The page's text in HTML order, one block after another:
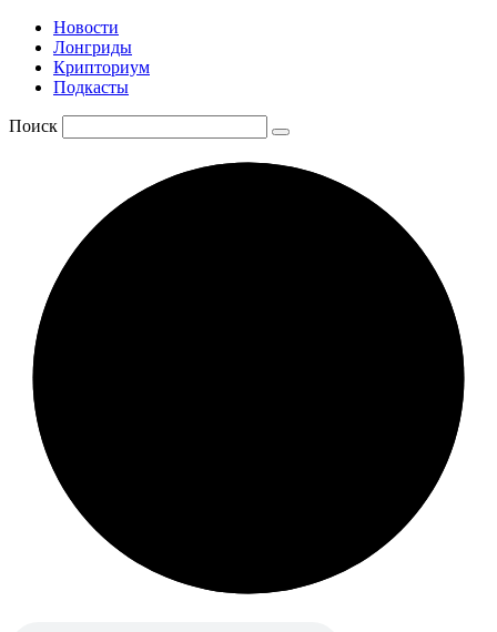
Новости
Лонгриды
Крипториум
Подкасты
Поиск